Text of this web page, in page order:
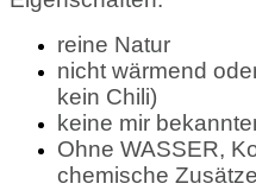
reine Natur
nicht wärmend
kein Chili)
keine mir
Ohne WASSER,
chemische Zusätze